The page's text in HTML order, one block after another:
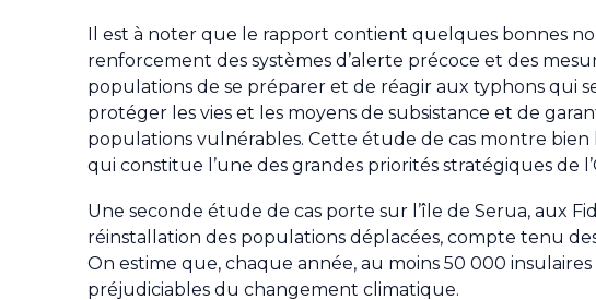
Il est à noter que le rapport contient quelques bonnes
renforcement des systèmes d’alerte précoce et des
populations de se préparer et de réagir aux typhons qui
protéger les vies et les moyens de subsistance et de
populations vulnérables. Cette étude de cas montre bien
qui constitue l’une des grandes priorités stratégiques de
Une seconde étude de cas porte sur l’île de Serua, aux
réinstallation des populations déplacées, compte tenu
On estime que, chaque année, au moins 50 000
préjudiciables du changement climatique.